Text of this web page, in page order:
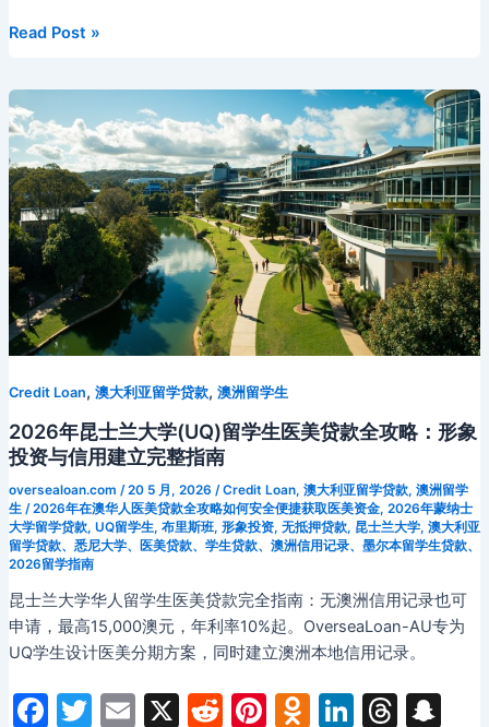
境
周
转
资
金
指
南
o
ni
ki
g
er
k o
2026
尔
本
华
人
信
用
贷
全
攻
无
澳
洲
用
记
录
的
周
转
金
Read Post »
Credit Loan, 澳大利亚留学贷款, 澳洲留学生
2026年昆士兰大学(UQ)留学生医美贷款全攻略：形象
投资与信用建立完整指南
oversealoan.com /20 5 月, 2026 /Credit Loan, 澳大利亚留学贷款, 澳洲留学
生/2026年在澳华人医美贷款全攻略如何安全便捷获取医美资金, 2026年蒙纳士
大学留学贷款, UQ留学生, 布里斯班, 形象投资, 无抵押贷款, 昆士兰大学, 澳大利亚
留学贷款、悉尼大学、医美贷款、学生贷款、澳洲信用记录、墨尔本留学生贷款、
2026留学指南
昆士兰大学华人留学生医美贷款完全指南：无澳洲信用记录也可
申请，最高15,000澳元，年利率10%起。OverseaLoan-AU专为
UQ学生设计医美分期方案，同时建立澳洲本地信用记录。
F T E X R Pi O Li T S